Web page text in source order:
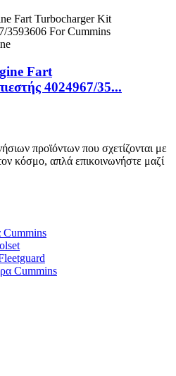
Fart
4024967/35...
προϊόντων που σχετίζονται με
κόσμο, απλά επικοινωνήστε μαζί
Cummins
Cummins